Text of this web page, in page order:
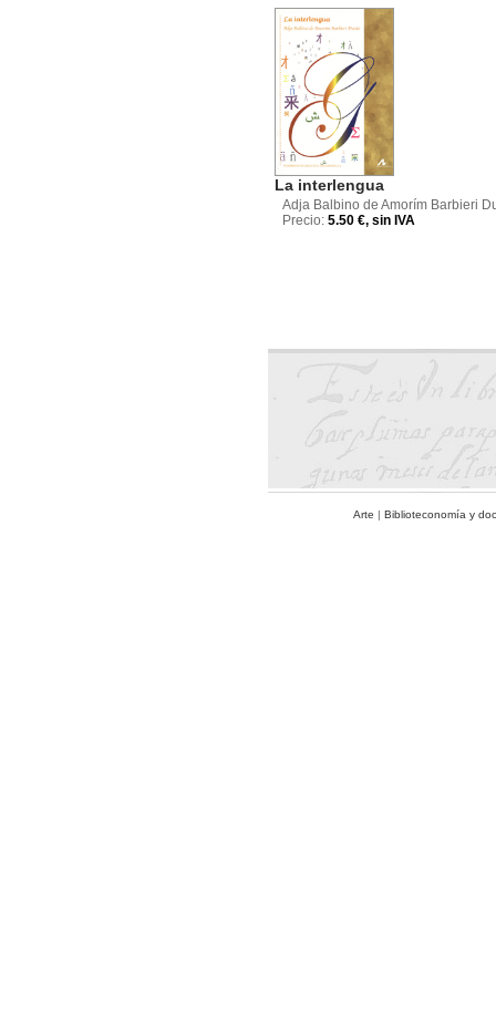
La interlengua
Adja Balbino de Amorím Barbieri
Precio: 5.50 €, sin IVA
Arte | Biblioteconomía y